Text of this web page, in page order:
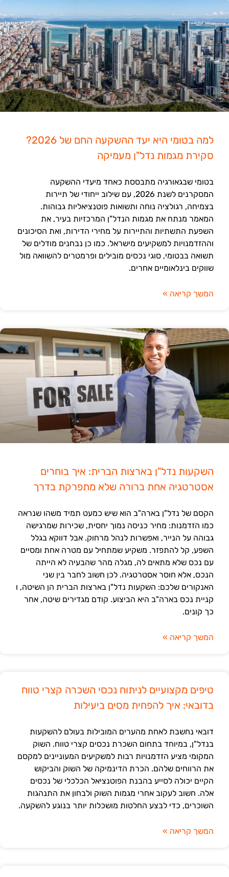
למה בטומי היא יעד ההשקעה החם של 2026?
סקירת מגמות נדל"ן מעמיקה
בטומי שבגאורגיה מתבססת כאחד מיעדי ההשקעה
המסקרנים לשנת 2026, עם שילוב ייחודי של תיירות
בצמיחה, רגולציה נוחה ותשואות פוטנציאליות גבוהות.
המאמר מנתח את מגמות הנדל"ן המרכזיות בעיר, את
השפעת התשתיות והתיירות על מחירי הדירות, ואת הסיכונים
וההזדמנויות למשקיעים מישראל. כמו כן נבחנים מודלים של
תשואה בבטומי, סוגי נכסים מובילים ופרמטרים להשוואה מול
שווקים בינלאומיים אחרים.
המשך קריאה »
השקעות נדל"ן בארצות הברית: איך בוחרים
אסטרטגיה אחת ברורה שלא מתפרקת בדרך
הקסם של נדל"ן בארה"ב הוא שיש כמעט תמיד משהו שנראה
כמו הזדמנות: מחיר כניסה נמוך יחסית, שכירות שמרגישה
גבוהה על הנייר, ואפשרות לנהל מרחוק. אבל דווקא בגלל
השפע, קל להתפזר. משקיע שמתחיל עם מטרה אחת ומסיים
עם נכס שלא מתאים לה, מגלה מהר שהבעיה לא הייתה
הנכס, אלא חוסר אסטרטגיה. לכן חשוב לחבר בין שני
האנקורים שלכם: השקעות נדל"ן בארצות הברית הן השיטה, ו
קניית נכס בארה"ב היא הביצוע. קודם מגדירים שיטה, אחר
כך קונים.
המשך קריאה »
טיפים מקצועיים לניתוח נכסי השכרה קצרי טווח
בדובאי: איך להפחית מסים ביעילות
דובאי נחשבת לאחת מהערים המובילות בעולם להשקעות
בנדל"ן, במיוחד בתחום השכרת נכסים קצרי טווח. השוק
המקומי מציע הזדמנויות רבות למשקיעים המעוניינים למקסם
את הרווחים שלהם. הכרת הדינמיקה של השוק והביקוש
הקיים יכולה לסייע בהבנת הפוטנציאל הכלכלי של נכסים
אלה. חשוב לעקוב אחרי מגמות השוק ולבחון את התנהגות
השוכרים, כדי לבצע החלטות מושכלות יותר בנוגע להשקעה.
המשך קריאה »